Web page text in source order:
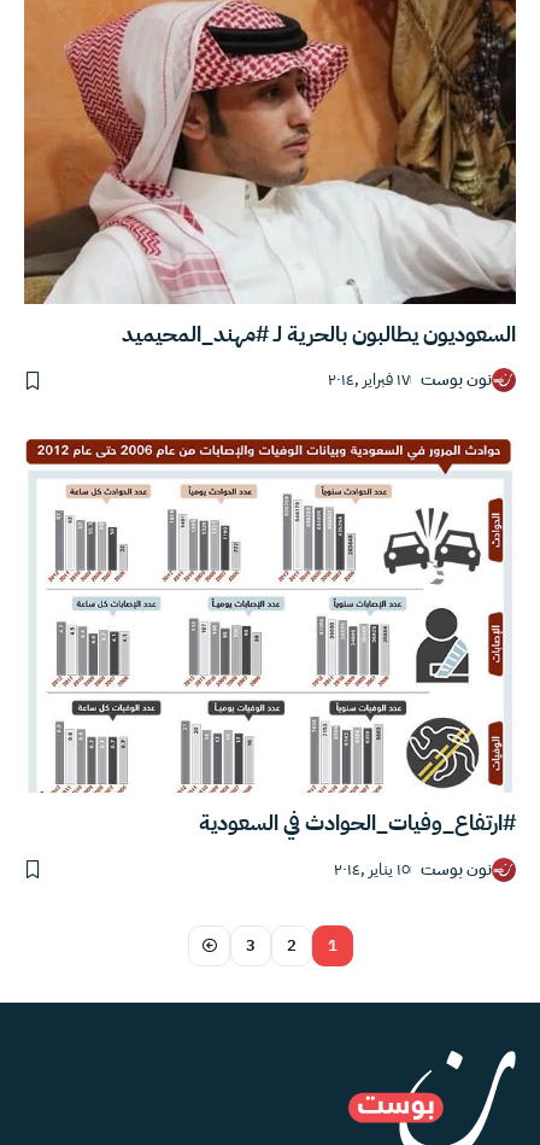
السعوديون يطالبون بالحرية لـ #مهند_المحيميد
نون بوست ١٧ فبراير ,٢٠١٤
#ارتفاع_وفيات_الحوادث في السعودية
نون بوست ١٥ يناير ,٢٠١٤
1
2
3